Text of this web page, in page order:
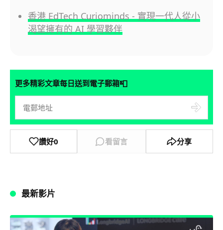
香港 EdTech Curiominds - 實現一代人從小
渴望擁有的 AI 學習夥伴
更多精彩文章每日送到電子郵箱📮
讚好0 看留言 分享
最新影片